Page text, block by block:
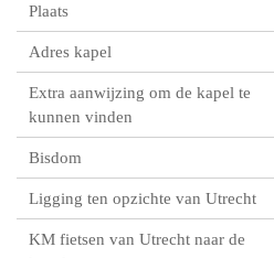
Plaats
Adres kapel
Extra aanwijzing om de kapel te
kunnen vinden
Bisdom
Ligging ten opzichte van Utrecht
KM fietsen van Utrecht naar de